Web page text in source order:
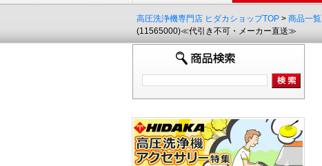
高圧洗浄機専門店 ヒダカショップTOP > 商品一覧
(11565000)≪代引き不可・メーカー直送≫